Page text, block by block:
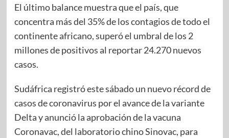
El último balance muestra que el país, que
concentra más del 35% de los contagios de todo el
continente africano, superó el umbral de los 2
millones de positivos al reportar 24.270 nuevos
casos.
Sudáfrica registró este sábado un nuevo récord de
casos de coronavirus por el avance de la variante
Delta y anunció la aprobación de la vacuna
Coronavac, del laboratorio chino Sinovac, para